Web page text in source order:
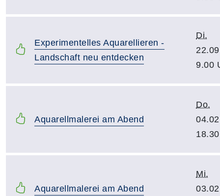
Experimentelles Aquarellieren -
Landschaft neu entdecken
Di.
9.00
Aquarellmalerei am Abend
Do.
Aquarellmalerei am Abend
Mi.